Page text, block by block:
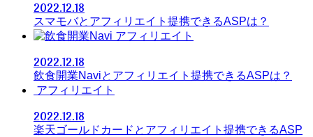
2022.12.18
スマモバとアフィリエイト提携できるASPは？
アフィリエイト
2022.12.18
飲食開業Naviとアフィリエイト提携できるASPは？
アフィリエイト
2022.12.18
楽天ゴールドカードとアフィリエイト提携できるASP